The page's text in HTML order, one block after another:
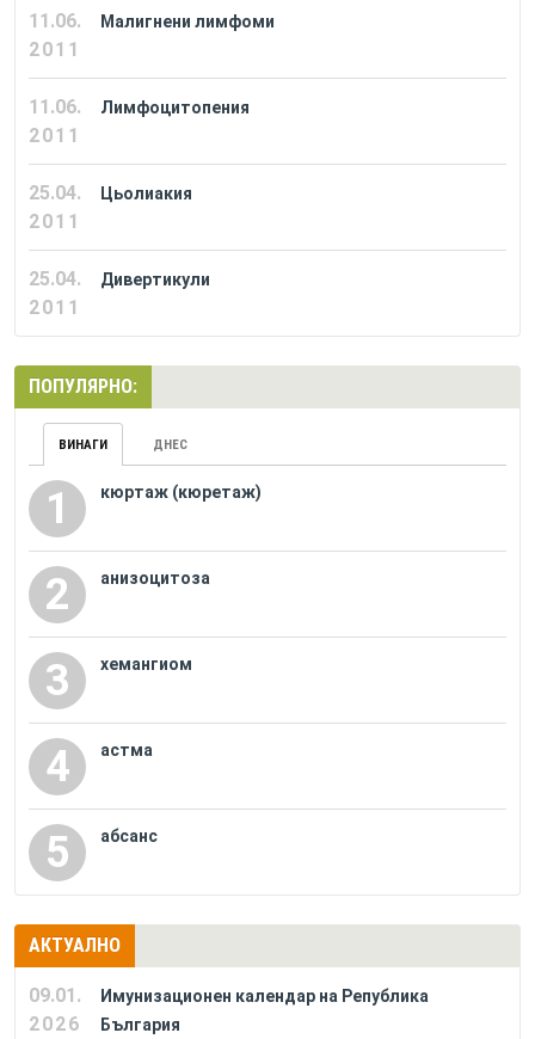
11.06.
2011
Малигнени лимфоми
11.06.
2011
Лимфоцитопения
25.04.
2011
Цьолиакия
25.04.
2011
Дивертикули
ПОПУЛЯРНО:
ВИНАГИ ДНЕС
1 кюртаж (кюретаж)
2 анизоцитоза
3 хемангиом
4 астма
5 абсанс
АКТУАЛНО
09.01.
2026
Имунизационен календар на Република
България